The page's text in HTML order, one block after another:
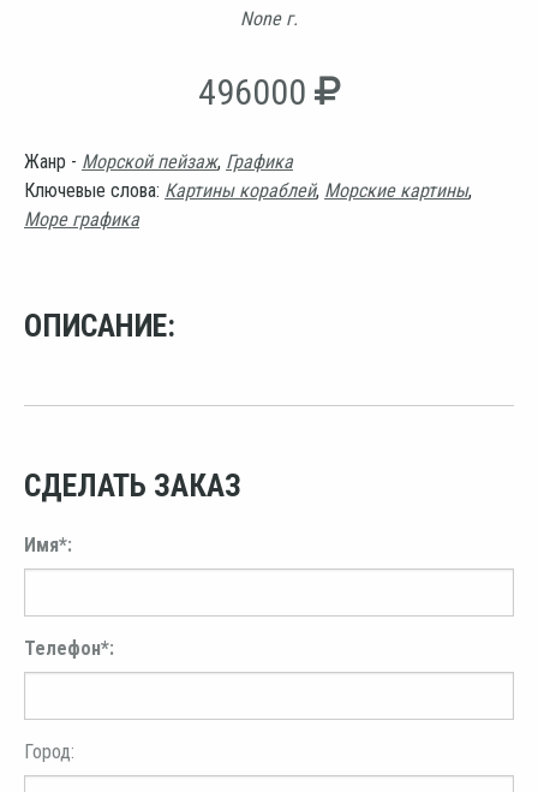
None г.
496000
Жанр - Морской пейзаж, Графика
Ключевые слова: Картины кораблей, Морские картины,
Море графика
ОПИСАНИЕ:
СДЕЛАТЬ ЗАКАЗ
Имя*:
Телефон*:
Город: